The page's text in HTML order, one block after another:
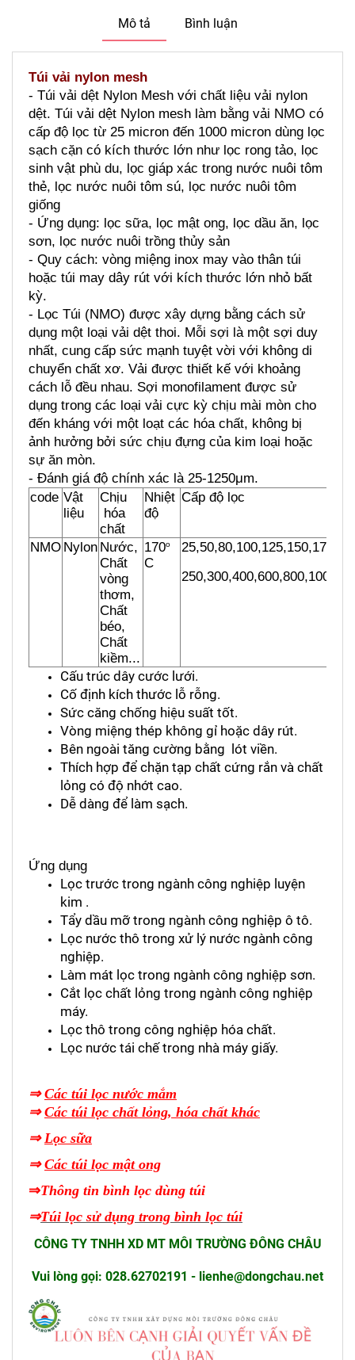
Mô tả Bình luận
Túi vải nylon mesh
- Túi vải dệt Nylon Mesh với chất liệu vải nylon
dệt. Túi vải dệt Nylon mesh làm bằng vải NMO có
cấp độ lọc từ 25 micron đến 1000 micron dùng lọc
sạch cặn có kích thước lớn như lọc rong tảo, lọc
sinh vật phù du, lọc giáp xác trong nước nuôi tôm
thẻ, lọc nước nuôi tôm sú, lọc nước nuôi tôm
giống
- Ứng dụng: lọc sữa, lọc mật ong, lọc dầu ăn, lọc
sơn, lọc nước nuôi trồng thủy sản
- Quy cách: vòng miệng inox may vào thân túi
hoặc túi may dây rút với kích thước lớn nhỏ bất
kỳ.
- Lọc Túi (NMO) được xây dựng bằng cách sử
dụng một loại vải dệt thoi. Mỗi sợi là một sợi duy
nhất, cung cấp sức mạnh tuyệt vời với không di
chuyển chất xơ. Vải được thiết kế với khoảng
cách lỗ đều nhau. Sợi monofilament được sử
dụng trong các loại vải cực kỳ chịu mài mòn cho
đến kháng với một loạt các hóa chất, không bị
ảnh hưởng bởi sức chịu đựng của kim loại hoặc
sự ăn mòn.
- Đánh giá độ chính xác là 25-1250μm.
code Vật
liệu
Chịu
hóa
chất
Nhiệt
độ
Cấp độ lọc
NMO Nylon Nước,
Chất
vòng
thơm,
Chất
béo,
Chất
kiềm...
170
C
Cấu trúc dây cước lưới.
Cố định kích thước lỗ rỗng.
Sức căng chống hiệu suất tốt.
Vòng miệng thép không gỉ hoặc dây rút.
Bên ngoài tăng cường bằng  lót viền.
Thích hợp để chặn tạp chất cứng rắn và chất
lỏng có độ nhớt cao.
Dễ dàng để làm sạch.
Ứng dụng
Lọc trước trong ngành công nghiệp luyện
kim .
Tẩy dầu mỡ trong ngành công nghiệp ô tô.
Lọc nước thô trong xử lý nước ngành công
nghiệp.
Làm mát lọc trong ngành công nghiệp sơn.
Cắt lọc chất lỏng trong ngành công nghiệp
máy.
Lọc thô trong công nghiệp hóa chất.
Lọc nước tái chế trong nhà máy giấy.
⇒Các túi lọc nước mắm
⇒Các túi lọc chất lỏng, hóa chất khác
⇒Lọc sữa
⇒Các túi lọc mật ong
⇒Thông tin bình lọc dùng túi
⇒Túi lọc sử dụng trong bình lọc túi
CÔNG TY TNHH XD MT MÔI TRƯỜNG ĐÔNG CHÂU
Vui lòng gọi: 028.62702191 - lienhe@dongchau.net